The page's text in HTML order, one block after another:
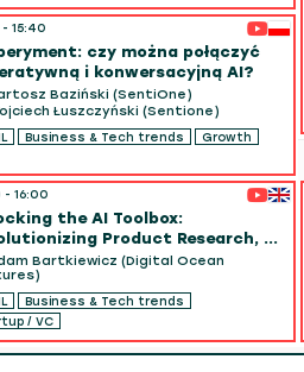
- 15:40
czy można połączyć
i konwersacyjną AI?
Baziński (SentiOne)
Łuszczyński (Sentione)
Business & Tech trends Growth
- 16:00
the AI Toolbox:
Product Research, ...
Bartkiewicz (Digital Ocean
Business & Tech trends
/ VC